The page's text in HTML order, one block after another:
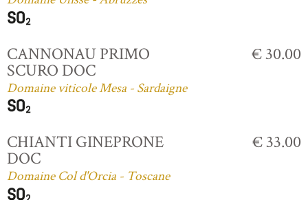
CANNONAU PRIMO
SCURO DOC
Domaine viticole Mesa - Sardaigne
€ 30.00
CHIANTI GINEPRONE
DOC
Domaine Col d'Orcia - Toscane
€ 33.00